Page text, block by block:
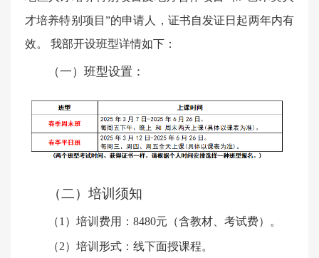
才培养特别项目”的申请人，证书自发证日起两年内有
效。 我部开设班型详情如下：
（一）班型设置：
（二）培训须知
（1） 培训费用： 8480元（含教材、考试费）。
（2）培训形式： 线下面授课程。